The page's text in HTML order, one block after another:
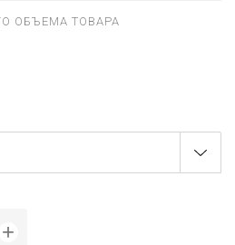
ОБЪЕМА ТОВАРА
+